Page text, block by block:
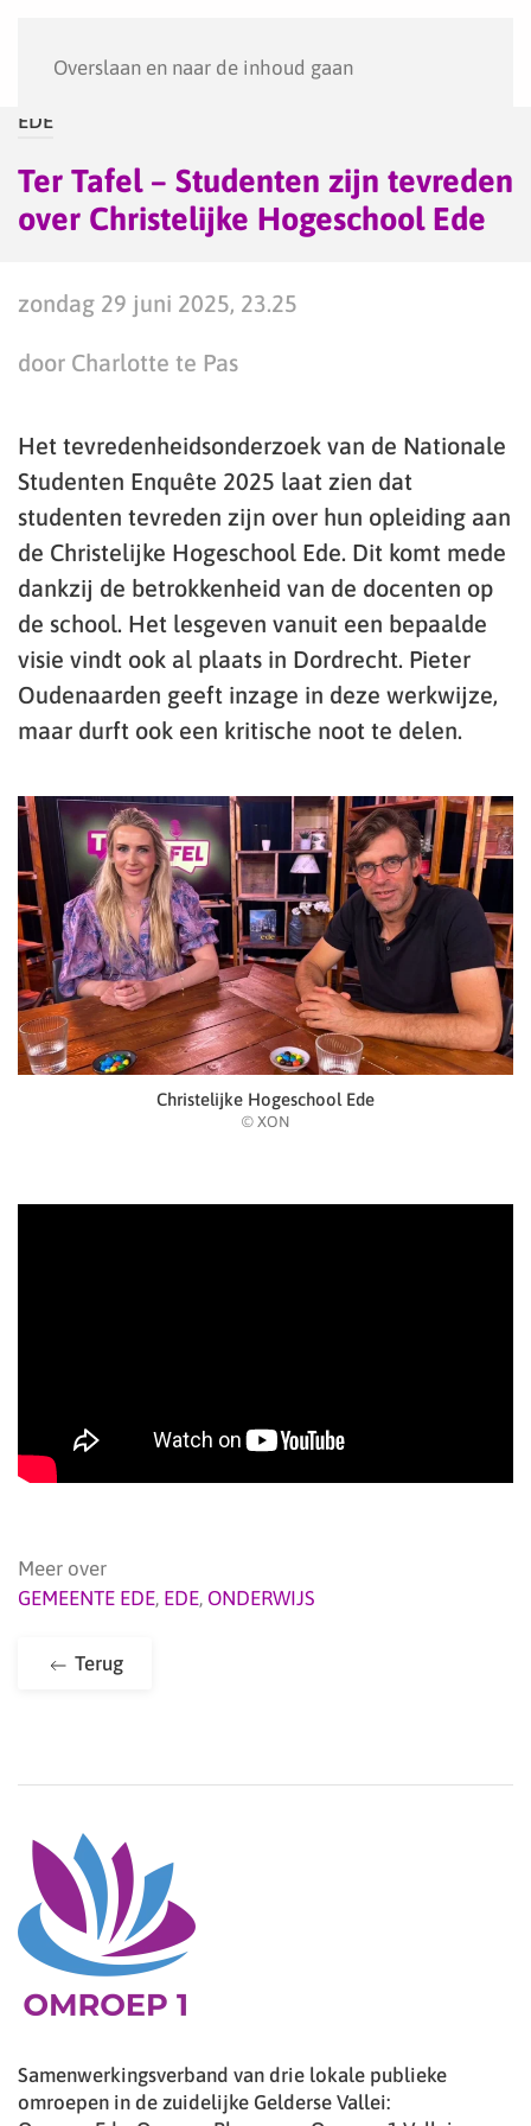
Overslaan en naar de inhoud gaan
EDE
Ter Tafel – Studenten zijn tevreden
over Christelijke Hogeschool Ede
zondag 29 juni 2025, 23.25
door Charlotte te Pas
Het tevredenheidsonderzoek van de Nationale
Studenten Enquête 2025 laat zien dat
studenten tevreden zijn over hun opleiding aan
de Christelijke Hogeschool Ede. Dit komt mede
dankzij de betrokkenheid van de docenten op
de school. Het lesgeven vanuit een bepaalde
visie vindt ook al plaats in Dordrecht. Pieter
Oudenaarden geeft inzage in deze werkwijze,
maar durft ook een kritische noot te delen.
Christelijke Hogeschool Ede
© XON
Meer over
GEMEENTE EDE, EDE, ONDERWIJS
Terug
Samenwerkingsverband van drie lokale publieke
omroepen in de zuidelijke Gelderse Vallei: